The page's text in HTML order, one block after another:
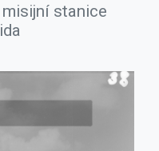
stanice